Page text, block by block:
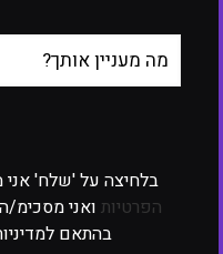
בטכנולוגיות
תוביל לתוצאות אמינות
בחקירות
משרד חקירות
מספק ללקוחותיו
בלחיצה על 'שלח'
הפרטיות ואני מסכימ/
בהתאם